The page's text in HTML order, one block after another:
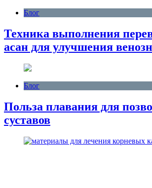
Блог
Техника выполнения
асан для улучшения
Блог
Польза плавания для
суставов